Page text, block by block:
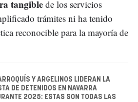
tangible de los servicios
trámites ni ha tenido
reconocible para la mayoría de
Y ARGELINOS LIDERAN LA
DE DETENIDOS EN NAVARRA
2025: ESTAS SON TODAS LAS